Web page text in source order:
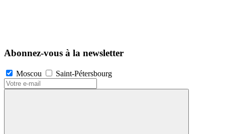
Abonnez-vous à la newsletter
Moscou Saint-Pétersbourg